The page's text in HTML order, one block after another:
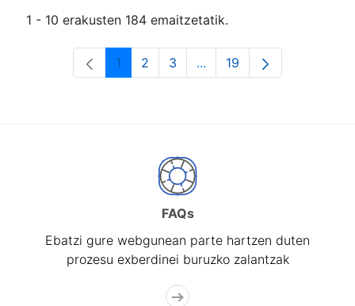
1 - 10 erakusten 184 emaitzetatik.
Orrialdea
1 Orrialdea
2 Orrialdea
3 ...Intermediate Pages Use
Orrialdea
19
FAQs
Ebatzi gure webgunean parte hartzen duten
prozesu exberdinei buruzko zalantzak